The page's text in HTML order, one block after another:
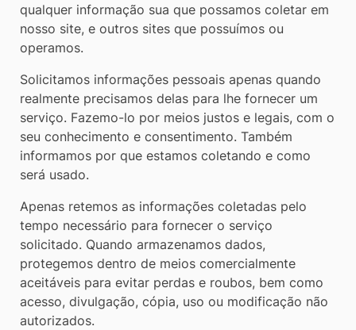
qualquer informação sua que possamos coletar em
nosso site, e outros sites que possuímos ou
operamos.
Solicitamos informações pessoais apenas quando
realmente precisamos delas para lhe fornecer um
serviço. Fazemo-lo por meios justos e legais, com o
seu conhecimento e consentimento. Também
informamos por que estamos coletando e como
será usado.
Apenas retemos as informações coletadas pelo
tempo necessário para fornecer o serviço
solicitado. Quando armazenamos dados,
protegemos dentro de meios comercialmente
aceitáveis ​​para evitar perdas e roubos, bem como
acesso, divulgação, cópia, uso ou modificação não
autorizados.